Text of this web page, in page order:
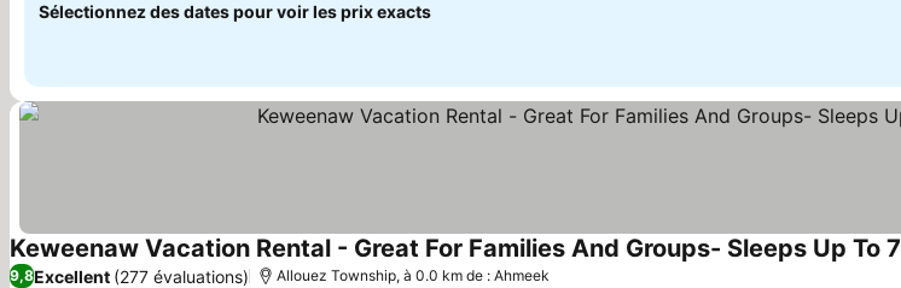
Sélectionnez des dates pour voir les prix exacts
Keweenaw Vacation Rental - Great For Families And Groups- Sleeps Up To 7
9,8Excellent (277 évaluations) Allouez Township, à 0.0 km de : Ahmeek